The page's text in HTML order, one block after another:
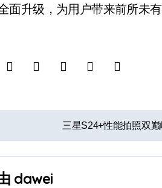
升级，为用户带来前所未有
三星S24+性能拍照双
dawei